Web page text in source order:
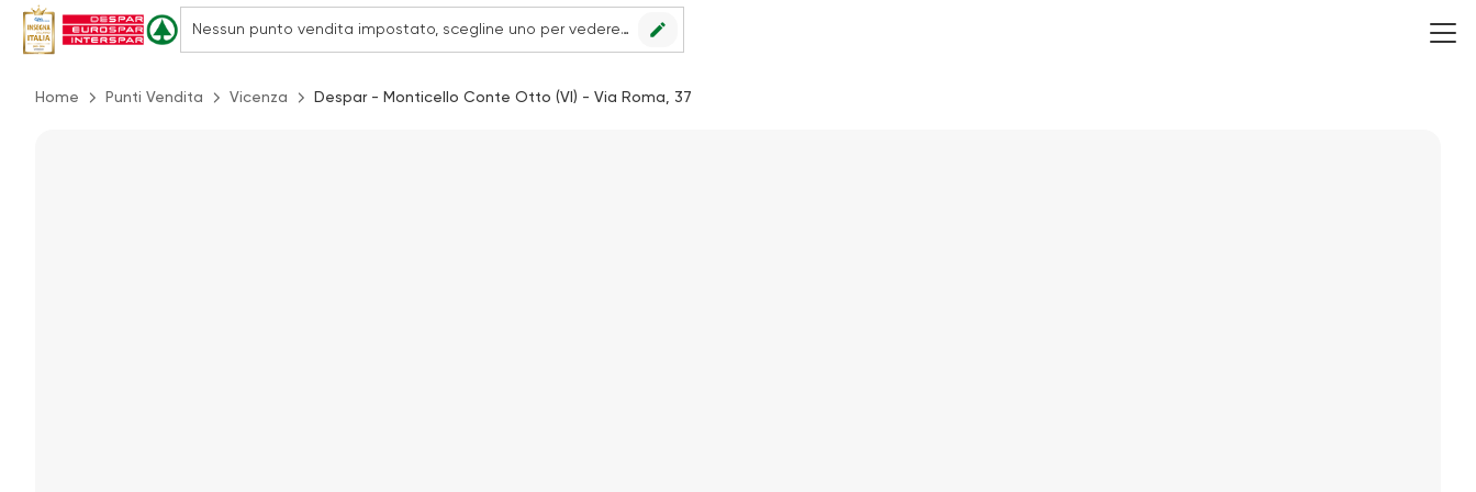
Nessun punto vendita impostato, scegline uno per vedere le offerte. edit
Home Punti Vendita Vicenza Despar - Monticello Conte Otto (VI) - Via Roma, 37